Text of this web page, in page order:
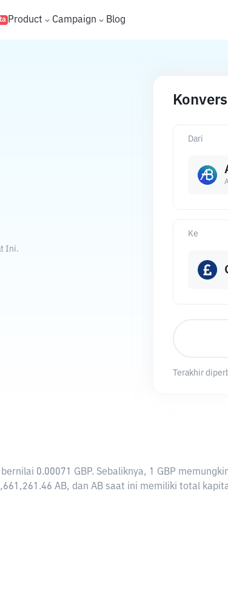
Product Campaign Blog
Ini.
Dari
Ke
Terakhir
0.00071 GBP. Sebaliknya, 1 GBP
AB, dan AB saat ini memiliki total